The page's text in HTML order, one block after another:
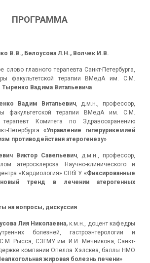
ПРОГРАММА
В.В., Белоусова Л.Н., Волчек И.В.
слово главного терапевта Санкт-Петербурга,
факультетской терапии ВМедА им. С.М.
Тыренко Вадима Витальевича
Вадим Витальевич, д.м.н., профессор,
факультетской терапии ВМедА им. С.М.
Комитета по Здравоохранению
Петербурга «Управление гиперурикемией
противодействия атерогенезу»
Виктор Савельевич, д.м.н., профессор,
атеросклероза Научно-клинического и
«Кардиология» СПбГУ «Фиксированные
тренд в лечении атерогенных
на вопросы, дискуссия
Лия Николаевна, к.м.н., доцент кафедры
болезней, гастроэнтерологии и
Рысса, СЗГМУ им. И.И. Мечникова, Санкт-
компании Опелла Хэлскеа, баллы НМО
жировая болезнь печени»